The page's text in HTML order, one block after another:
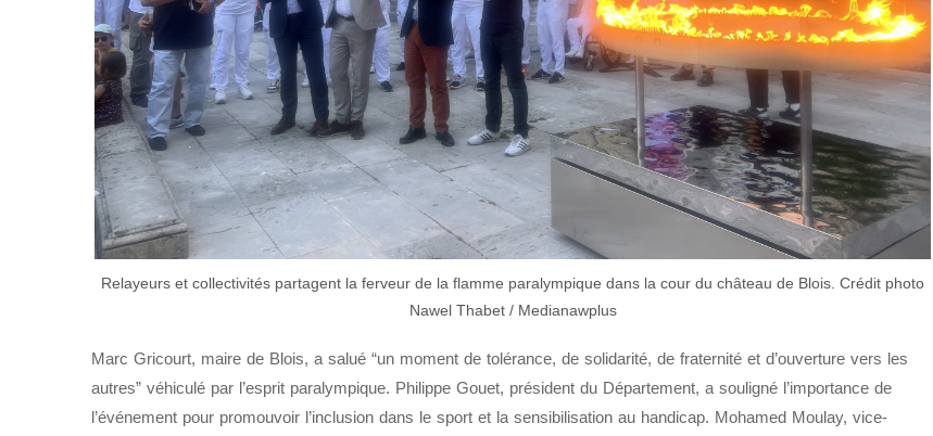
Relayeurs et collectivités partagent la ferveur de la flamme paralympique dans la cour du château de Blois. Crédit photo
Nawel Thabet / Medianawplus
Marc Gricourt, maire de Blois, a salué “un moment de tolérance, de solidarité, de fraternité et d’ouverture vers les
autres” véhiculé par l’esprit paralympique. Philippe Gouet, président du Département, a souligné l’importance de
l’événement pour promouvoir l’inclusion dans le sport et la sensibilisation au handicap. Mohamed Moulay, vice-